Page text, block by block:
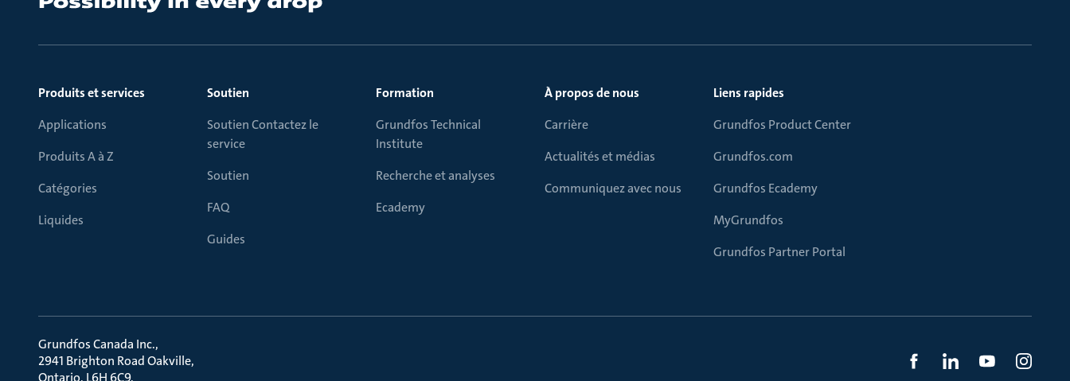
Produits et services
Applications
Produits A à Z
Catégories
Liquides
Soutien
Soutien Contactez le
service
Soutien
FAQ
Guides
Formation
Grundfos Technical
Institute
Recherche et analyses
Ecademy
À propos de nous
Carrière
Actualités et médias
Communiquez avec nous
Liens rapides
Grundfos Product Center
Grundfos.com
Grundfos Ecademy
MyGrundfos
Grundfos Partner Portal
Grundfos Canada Inc.
2941 Brighton Road Oakville
Ontario, L6H 6C9